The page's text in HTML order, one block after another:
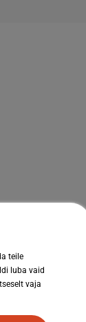
teile
luba vaid
vaja